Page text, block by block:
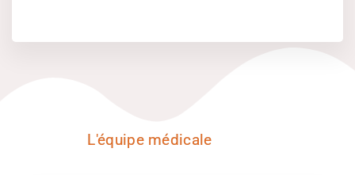
L'équipe médicale